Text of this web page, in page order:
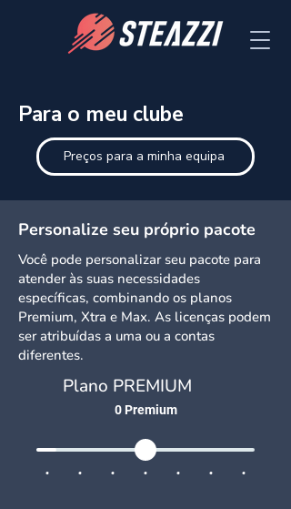
Para o meu clube
Preços para a minha equipa
Personalize seu próprio pacote
Você pode personalizar seu pacote para
atender às suas necessidades
específicas, combinando os planos
Premium, Xtra e Max. As licenças podem
ser atribuídas a uma ou a contas
diferentes.
Plano PREMIUM
0Premium